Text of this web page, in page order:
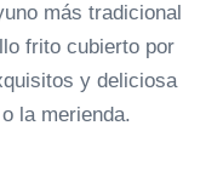
más tradicional
frito cubierto por
y deliciosa
la merienda.